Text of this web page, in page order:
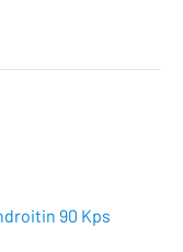
90 Kps